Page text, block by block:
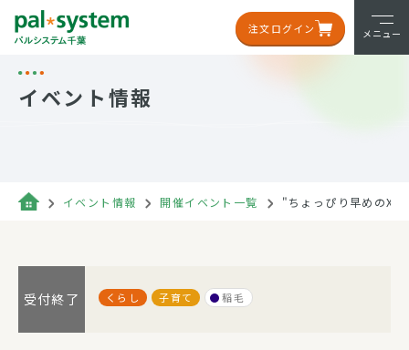
注文ログイン メニュー
イベント情報
イベント情報 開催イベント一覧 "ちょっぴり早めの
受付終了 くらし 子育て 稲毛